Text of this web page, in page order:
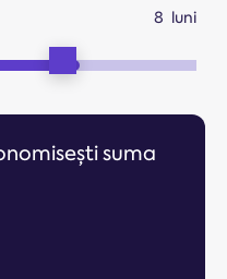
luni
suma